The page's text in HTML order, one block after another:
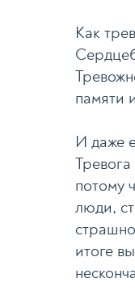
Как
памяти
И даже
потому
люди,
итоге